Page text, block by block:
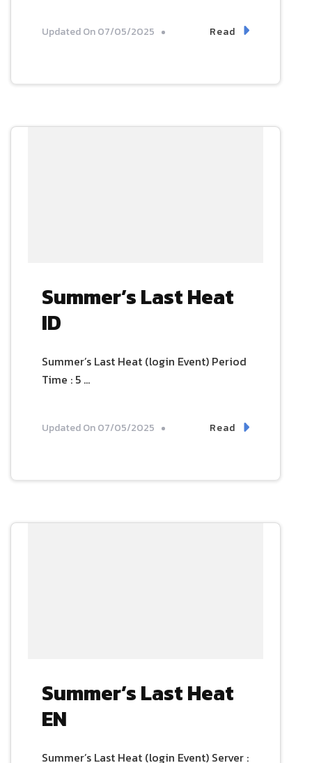
Updated On07/05/2025 Read
Summer’s Last Heat
ID
Summer’s Last Heat (login Event) Period
Time : 5 …
Updated On07/05/2025 Read
Summer’s Last Heat
EN
Summer’s Last Heat (login Event) Server :